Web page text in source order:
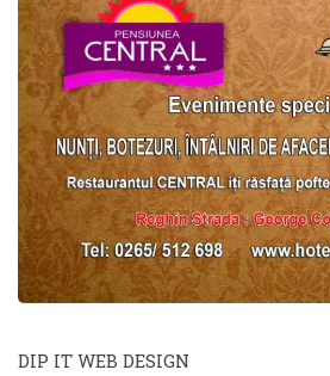
DIP IT WEB DESIGN